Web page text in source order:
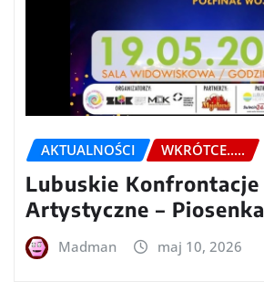
AKTUALNOŚCI WKRÓTCE.....
Lubuskie Konfrontacje
Artystyczne – Piosenka
Madman maj 10, 2026